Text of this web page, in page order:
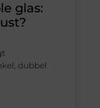
glas:
dubbel